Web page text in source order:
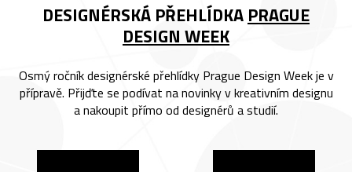
DESIGNÉRSKÁ PŘEHLÍDKA PRAGUE
DESIGN WEEK
Osmý ročník designérské přehlídky Prague Design Week je v
přípravě. Přijďte se podívat na novinky v kreativním designu
a nakoupit přímo od designérů a studií.